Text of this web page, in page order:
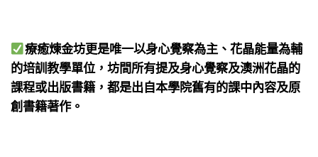
療癒煉金坊更是唯一以身心覺察為主、花晶能量為輔
的培訓教學單位，坊間所有提及身心覺察及澳洲花晶的
課程或出版書籍，都是出自本學院舊有的課中內容及原
創書籍著作。